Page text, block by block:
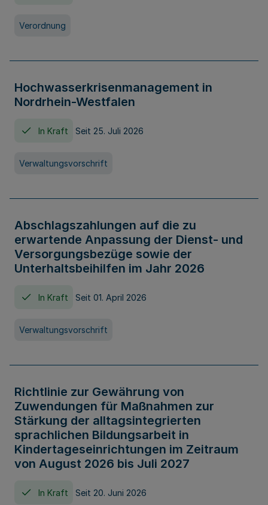
Verordnung
Hochwasserkrisenmanagement in
Nordrhein-Westfalen
In Kraft Seit 25. Juli 2026
Verwaltungsvorschrift
Abschlagszahlungen auf die zu
erwartende Anpassung der Dienst- und
Versorgungsbezüge sowie der
Unterhaltsbeihilfen im Jahr 2026
In Kraft Seit 01. April 2026
Verwaltungsvorschrift
Richtlinie zur Gewährung von
Zuwendungen für Maßnahmen zur
Stärkung der alltagsintegrierten
sprachlichen Bildungsarbeit in
Kindertageseinrichtungen im Zeitraum
von August 2026 bis Juli 2027
In Kraft Seit 20. Juni 2026